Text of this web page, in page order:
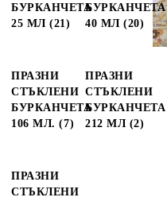
БУРКАНЧЕТА
25 МЛ (21)
БУРКАНЧЕТА
40 МЛ (20)
ПРАЗНИ
СТЪКЛЕНИ
БУРКАНЧЕТА
106 МЛ. (7)
ПРАЗНИ
СТЪКЛЕНИ
БУРКАНЧЕТА
212 МЛ (2)
ПРАЗНИ
СТЪКЛЕНИ